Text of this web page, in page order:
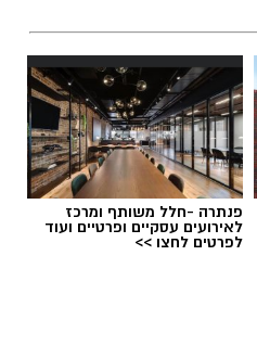
פנתרה -חלל משותף ומרכז
לאירועים עסקיים ופרטיים ועוד
לפרטים לחצו >>